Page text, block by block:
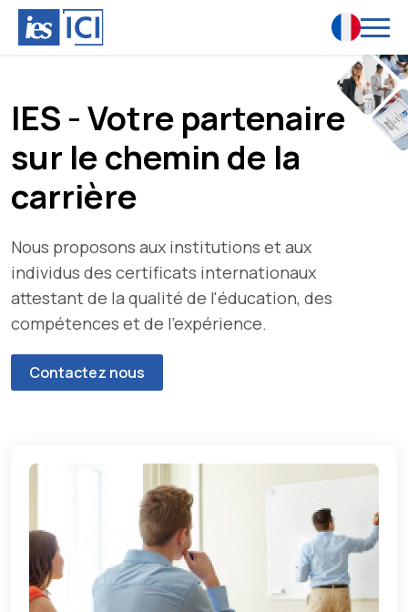
IES - Votre partenaire
sur le chemin de la
carrière
Nous proposons aux institutions et aux
individus des certificats internationaux
attestant de la qualité de l'éducation, des
compétences et de l'expérience.
Contactez nous